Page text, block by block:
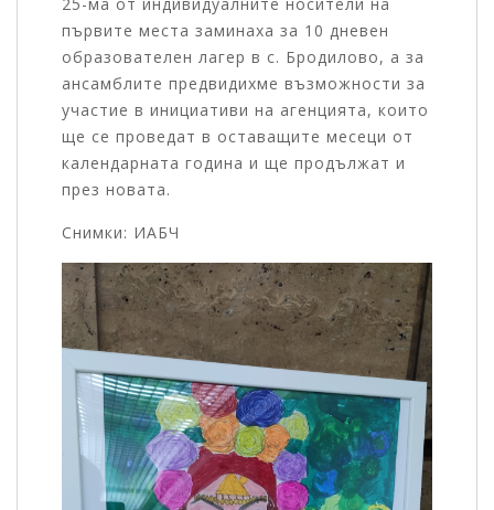
първите места заминаха за 10 дневен
образователен лагер в с. Бродилово, а за
ансамблите предвидихме възможности за
участие в инициативи на агенцията, които
ще се проведат в оставащите месеци от
календарната година и ще продължат и
през новата.
Снимки: ИАБЧ